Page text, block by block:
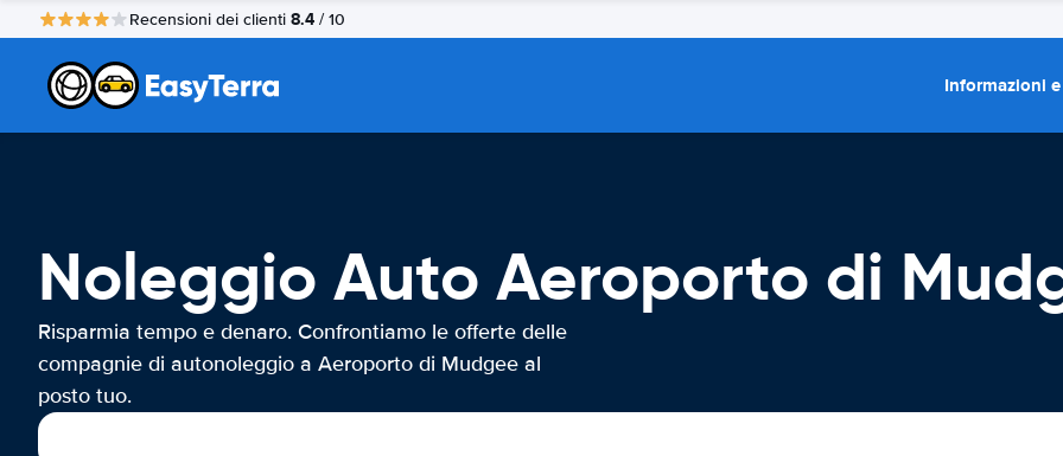
Recensioni dei clienti 8.4 / 10
Informazioni
Noleggio Auto Aeroporto di
Risparmia tempo e denaro. Confrontiamo le offerte delle
compagnie di autonoleggio a Aeroporto di Mudgee al
posto tuo.